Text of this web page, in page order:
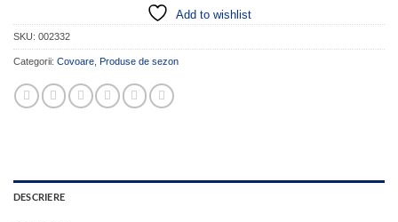
Add to wishlist
SKU: 002332
Categorii: Covoare Produse de sezon
DESCRIERE